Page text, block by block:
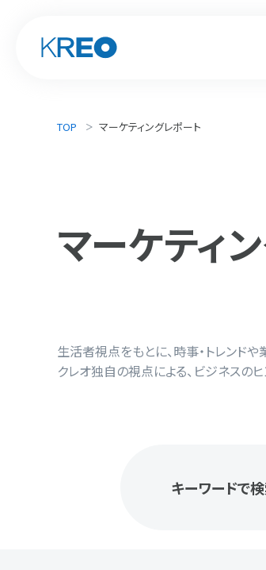
TOP マーケティングレポート
マーケティ
生活者視点をもとに、時事・トレンド
クレオ独自の視点による、ビジネスの
キーワードで